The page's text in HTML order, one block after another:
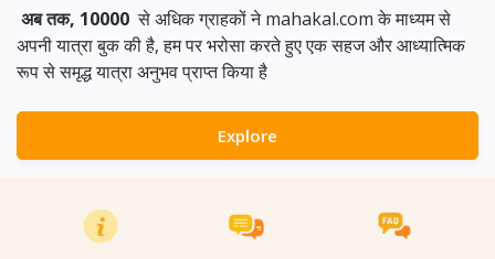
अब तक, 10000 से अधिक ग्राहकों ने mahakal.com के माध्यम से
अपनी यात्रा बुक की है, हम पर भरोसा करते हुए एक सहज और आध्यात्मिक
रूप से समृद्ध यात्रा अनुभव प्राप्त किया है
Explore